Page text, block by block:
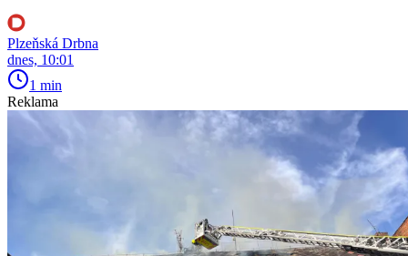
Plzeňská Drbna
dnes, 10:01
1 min
Reklama